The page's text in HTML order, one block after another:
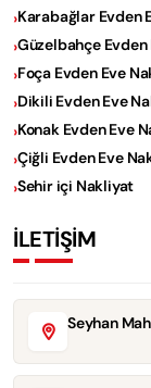
Karabağlar Evden
Güzelbahçe
Foça Evden Eve
Dikili Evden Eve
Konak Evden Eve
Çiğli Evden Eve
Sehir içi Nakliyat
İLETİŞİM
Seyhan